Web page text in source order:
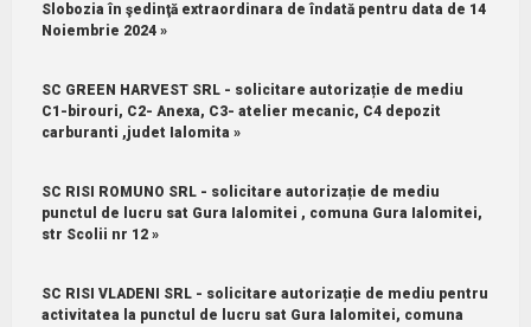
Slobozia în şedinţă extraordinara de îndată pentru data de 14
Noiembrie 2024 »
SC GREEN HARVEST SRL - solicitare autorizație de mediu
C1-birouri, C2- Anexa, C3- atelier mecanic, C4 depozit
carburanti ,judet Ialomita »
SC RISI ROMUNO SRL - solicitare autorizație de mediu
punctul de lucru sat Gura Ialomitei , comuna Gura Ialomitei,
str Scolii nr 12 »
SC RISI VLADENI SRL - solicitare autorizație de mediu pentru
activitatea la punctul de lucru sat Gura Ialomitei, comuna